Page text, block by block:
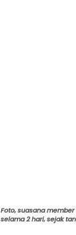
Foto, suasana
selama 2 hari, sejak